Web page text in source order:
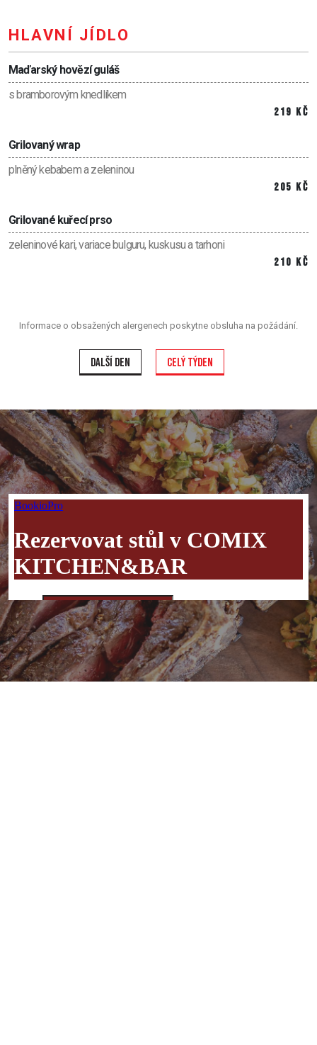
HLAVNÍ JÍDLO
Maďarský hovězí guláš
s bramborovým knedlíkem
219 Kč
Grilovaný wrap
plněný kebabem a zeleninou
205 Kč
Grilované kuřecí prso
zeleninové kari, variace bulguru, kuskusu a tarhoni
210 Kč
Informace o obsažených alergenech poskytne obsluha na požádání.
Další den Celý týden